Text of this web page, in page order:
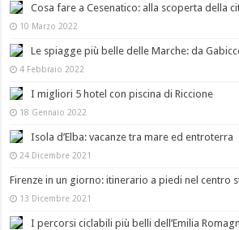
Cosa fare a Cesenatico: alla scoperta della
10 Marzo 2022
Le spiagge più belle delle Marche: da
4 Febbraio 2022
I migliori 5 hotel con piscina di Riccione
18 Gennaio 2022
Isola d’Elba: vacanze tra mare ed entroterra
24 Dicembre 2021
Firenze in un giorno: itinerario a piedi nel centro
13 Dicembre 2021
I percorsi ciclabili più belli dell’Emilia